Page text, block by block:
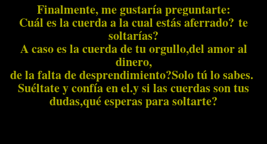
Finalmente, me gustaría preguntarte:
Cuál es la cuerda a la cual estás aferrado? te
soltarías?
A caso es la cuerda de tu orgullo,del amor al
dinero,
de la falta de desprendimiento?Solo tú lo sabes.
Suéltate y confía en el.y si las cuerdas son tus
dudas,qué esperas para soltarte?